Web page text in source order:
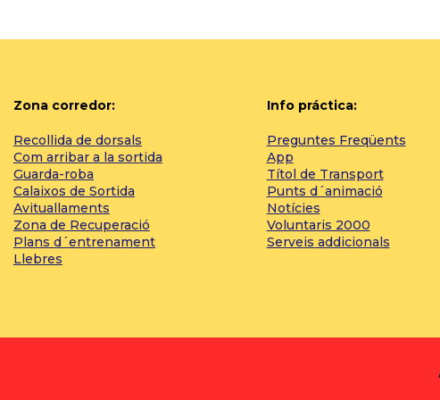
Zona corredor:
Recollida de dorsals
Com arribar a la sortida
Guarda-roba
Calaixos de Sortida
Avituallaments
Zona de Recuperació
Plans d´entrenament
Llebres
Info práctica:
Preguntes Freqüents
App
Títol de Transport
Punts d´animació
Notícies
Voluntaris 2000
Serveis addicionals